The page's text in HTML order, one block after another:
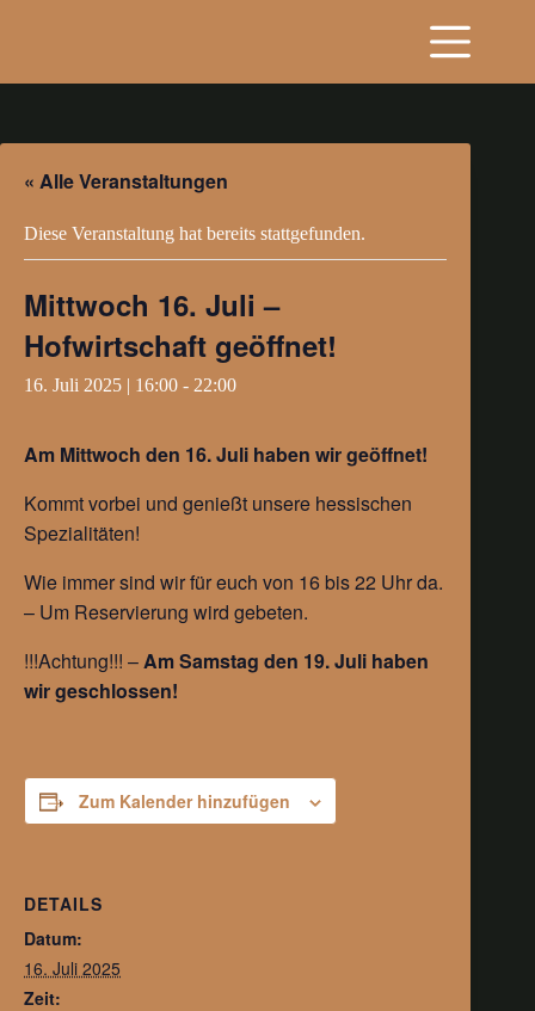
« Alle Veranstaltungen
Diese Veranstaltung hat bereits stattgefunden.
Mittwoch 16. Juli –
Hofwirtschaft geöffnet!
16. Juli 2025 | 16:00 - 22:00
Am Mittwoch den 16. Juli haben wir geöffnet!
Kommt vorbei und genießt unsere hessischen
Spezialitäten!
Wie immer sind wir für euch von 16 bis 22 Uhr da.
– Um Reservierung wird gebeten.
!!!Achtung!!! –Am Samstag den 19. Juli haben
wir geschlossen!
Zum Kalender hinzufügen
DETAILS
Datum:
16. Juli 2025
Zeit: